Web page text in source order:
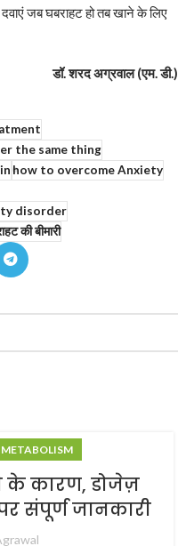
जब घबराहट हो तब खाने के लिए
डॉ. शरद अग्रवाल (एम. डी.)
the same thing
how to overcome Anxiety
disorder
की बीमारी
METABOLISM
के कारण, डोजेज़
संपूर्ण जानकारी